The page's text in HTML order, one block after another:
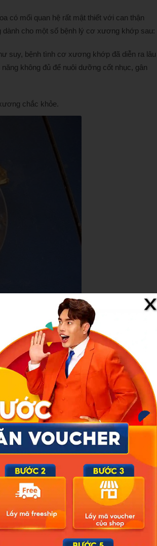
có mối quan hệ rất mật thiết với can thận
cho một số bệnh lý cơ xương khớp sau:
suy, bệnh tình cơ xương khớp đã diễn ra lâu
không đủ để nuôi dưỡng cốt nhục, gân
chắc khỏe.
thoái hóa đa khớp, loãng xương, không mắc
tử, cốt toái, ngũ gia bì, tục đoạn.
giao 12g, phòng phong 8g, tế tân 2g,
12g, ngưu tất 8g, nhân sâm 4g, phục linh
gia bì 4g.
đau cơ xương khớp bệnh mới, ngắn
lạnh kéo dài, mưa nồm ẩm ướt… thời khí chủ
khớp, gây ảnh hưởng đến chất lượng
thấp, loại trừ phong thấp ra khỏi cơ thể,